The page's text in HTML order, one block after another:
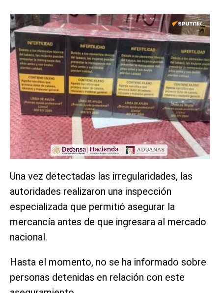
Una vez detectadas las irregularidades, las
autoridades realizaron una inspección
especializada que permitió asegurar la
mercancía antes de que ingresara al mercado
nacional.
Hasta el momento, no se ha informado sobre
personas detenidas en relación con este